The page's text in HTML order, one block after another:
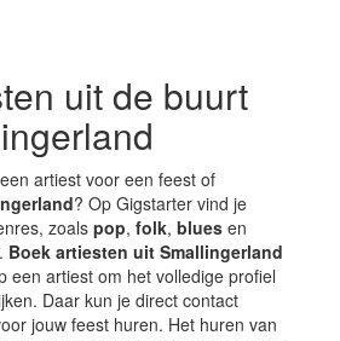
uit de buurt
artiest voor een feest of
? Op Gigstarter vind je
zoals pop, folk, bluesen
Boek artiesten uit Smallingerland
een artiest om het volledige profiel
Daar kun je direct contact
jouw feest huren. Het huren van